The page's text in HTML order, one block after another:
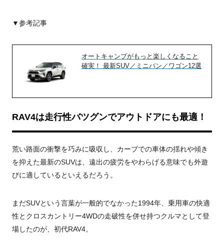
▼参考記事
オートキャンプがもっと楽しくなること
確実！ 最新SUV／ミニバン／ワゴン12選
RAV4は走行性バツグンでアウトドアにも最適！
荒い路面の衝撃を巧みに吸収し、カーブでの車体の揺れや傾き
を抑えた最新のSUVは、遠出の疲労をやわらげる意味でも外遊
びに適しているといえるだろう。
まだSUVという言葉が一般的でなかった1994年、乗用車の快適
性とクロスカントリー4WDの走破性を併せ持つクルマとして登
場したのが、初代RAV4。